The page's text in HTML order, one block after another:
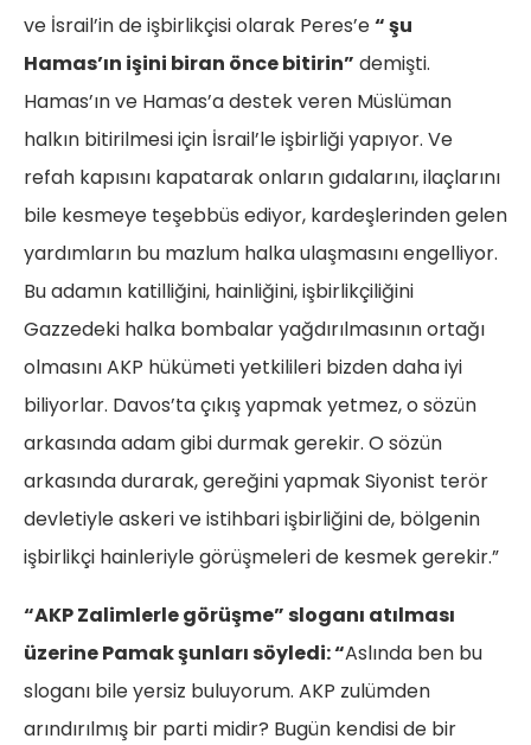
ve İsrail’in de işbirlikçisi olarak Peres’e“ şu
Hamas’ın işini biran önce bitirin” demişti.
Hamas’ın ve Hamas’a destek veren Müslüman
halkın bitirilmesi için İsrail’le işbirliği yapıyor. Ve
refah kapısını kapatarak onların gıdalarını, ilaçlarını
bile kesmeye teşebbüs ediyor, kardeşlerinden gelen
yardımların bu mazlum halka ulaşmasını engelliyor.
Bu adamın katilliğini, hainliğini, işbirlikçiliğini
Gazzedeki halka bombalar yağdırılmasının ortağı
olmasını AKP hükümeti yetkilileri bizden daha iyi
biliyorlar. Davos’ta çıkış yapmak yetmez, o sözün
arkasında adam gibi durmak gerekir. O sözün
arkasında durarak, gereğini yapmak Siyonist terör
devletiyle askeri ve istihbari işbirliğini de, bölgenin
işbirlikçi hainleriyle görüşmeleri de kesmek gerekir.”
“AKP Zalimlerle görüşme” sloganı atılması
üzerine Pamak şunları söyledi: “Aslında ben bu
sloganı bile yersiz buluyorum. AKP zulümden
arındırılmış bir parti midir? Bugün kendisi de bir